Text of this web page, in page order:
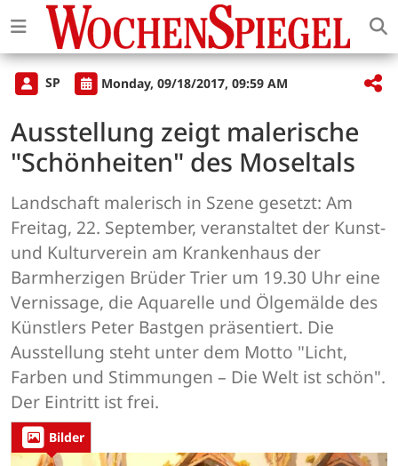
SP Monday, 09/18/2017, 09:59 AM
Ausstellung zeigt malerische
"Schönheiten" des Moseltals
Landschaft malerisch in Szene gesetzt: Am
Freitag, 22. September, veranstaltet der Kunst-
und Kulturverein am Krankenhaus der
Barmherzigen Brüder Trier um 19.30 Uhr eine
Vernissage, die Aquarelle und Ölgemälde des
Künstlers Peter Bastgen präsentiert. Die
Ausstellung steht unter dem Motto "Licht,
Farben und Stimmungen – Die Welt ist schön".
Der Eintritt ist frei.
Bilder